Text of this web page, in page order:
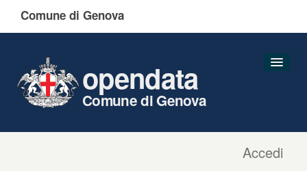
Comune di Genova
Accedi
opendata
Comune di Genova